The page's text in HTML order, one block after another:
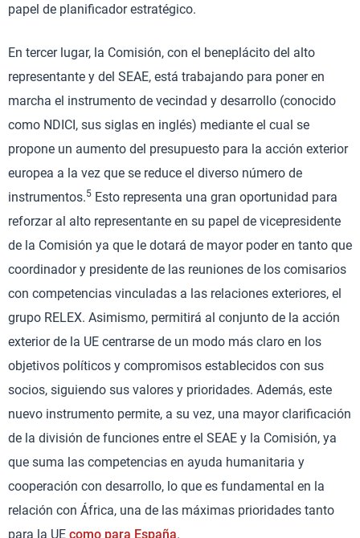
papel de planificador estratégico.
En tercer lugar, la Comisión, con el beneplácito del alto
representante y del SEAE, está trabajando para poner en
marcha el instrumento de vecindad y desarrollo (conocido
como NDICI, sus siglas en inglés) mediante el cual se
propone un aumento del presupuesto para la acción exterior
europea a la vez que se reduce el diverso número de
instrumentos.5 Esto representa una gran oportunidad para
reforzar al alto representante en su papel de vicepresidente
de la Comisión ya que le dotará de mayor poder en tanto que
coordinador y presidente de las reuniones de los comisarios
con competencias vinculadas a las relaciones exteriores, el
grupo RELEX. Asimismo, permitirá al conjunto de la acción
exterior de la UE centrarse de un modo más claro en los
objetivos políticos y compromisos establecidos con sus
socios, siguiendo sus valores y prioridades. Además, este
nuevo instrumento permite, a su vez, una mayor clarificación
de la división de funciones entre el SEAE y la Comisión, ya
que suma las competencias en ayuda humanitaria y
cooperación con desarrollo, lo que es fundamental en la
relación con África, una de las máximas prioridades tanto
para la UE como para España.